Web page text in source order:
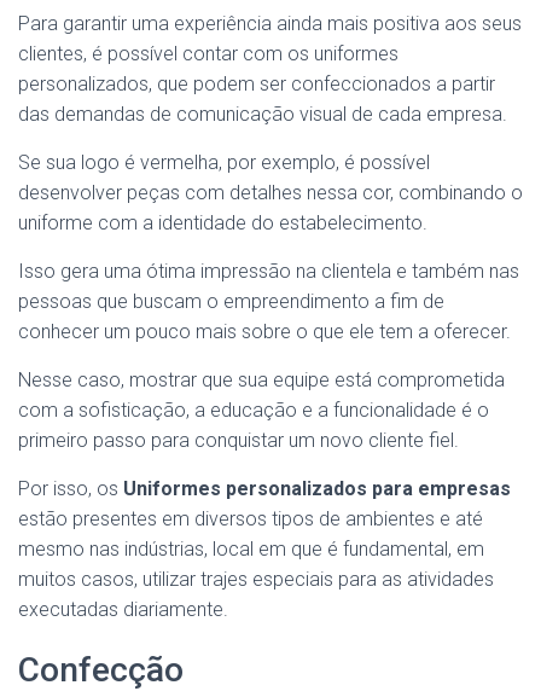
Para garantir uma experiência ainda mais positiva aos seus
clientes, é possível contar com os uniformes
personalizados, que podem ser confeccionados a partir
das demandas de comunicação visual de cada empresa.
Se sua logo é vermelha, por exemplo, é possível
desenvolver peças com detalhes nessa cor, combinando o
uniforme com a identidade do estabelecimento.
Isso gera uma ótima impressão na clientela e também nas
pessoas que buscam o empreendimento a fim de
conhecer um pouco mais sobre o que ele tem a oferecer.
Nesse caso, mostrar que sua equipe está comprometida
com a sofisticação, a educação e a funcionalidade é o
primeiro passo para conquistar um novo cliente fiel.
Por isso, os Uniformes personalizados para empresas
estão presentes em diversos tipos de ambientes e até
mesmo nas indústrias, local em que é fundamental, em
muitos casos, utilizar trajes especiais para as atividades
executadas diariamente.
Confecção